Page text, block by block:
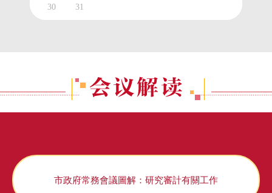
30 31
市政府常務會議圖解：研究審計有關工作